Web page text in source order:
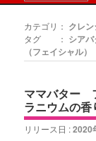
カテゴリ： クレ
タグ ： シア
（フェイシャル）
ママバター
ラニウムの香
リリース日 :2020